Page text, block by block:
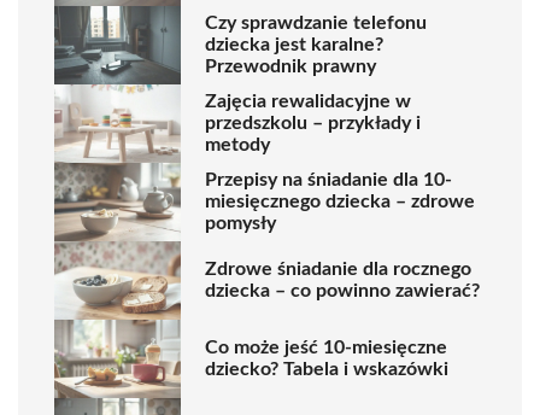
Czy sprawdzanie telefonu
dziecka jest karalne?
Przewodnik prawny
Zajęcia rewalidacyjne w
przedszkolu – przykłady i
metody
Przepisy na śniadanie dla 10-
miesięcznego dziecka – zdrowe
pomysły
Zdrowe śniadanie dla rocznego
dziecka – co powinno zawierać?
Co może jeść 10-miesięczne
dziecko? Tabela i wskazówki